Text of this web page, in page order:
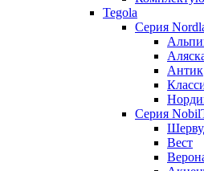
Tegola
Серия
Антик
Серия
Вест